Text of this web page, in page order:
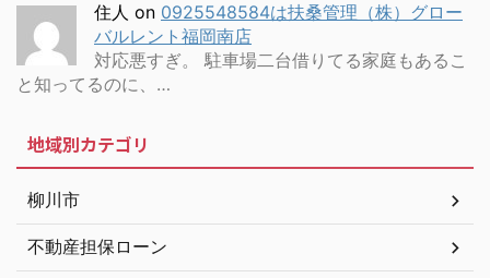
住人 on 0925548584は扶桑管理（株）グロー
バルレント福岡南店
対応悪すぎ。 駐車場二台借りてる家庭もあるこ
と知ってるのに、…
地域別カテゴリ
柳川市
不動産担保ローン